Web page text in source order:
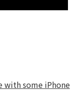
with some iPhone